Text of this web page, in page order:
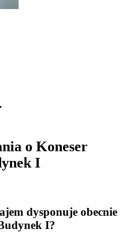
o Koneser
I
dysponuje obecnie
I?